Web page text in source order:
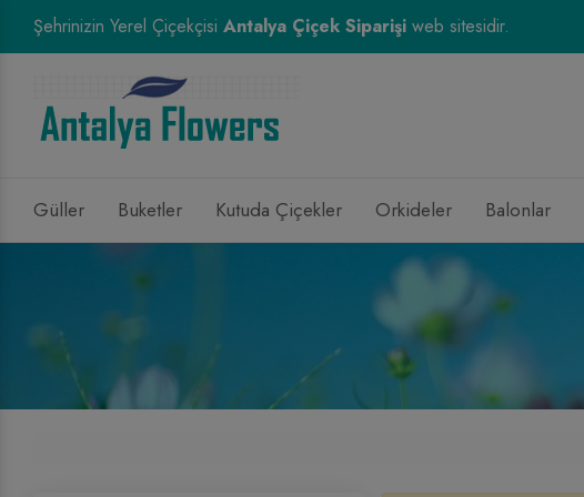
Şehrinizin Yerel Çiçekçisi Antalya Çiçek Siparişi web sitesidir.
Güller Buketler Kutuda Çiçekler Orkideler Balonlar